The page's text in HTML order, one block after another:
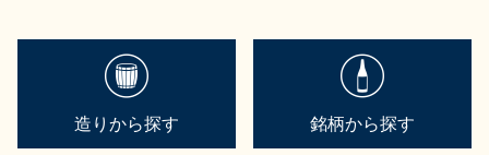
造りから探す 銘柄から探す